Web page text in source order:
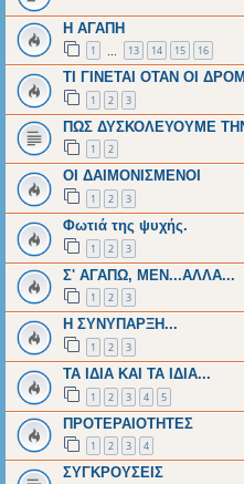
Η ΑΓΑΠΗ
1 13 14 15 16
ΤΙ ΓΙΝΕΤΑΙ ΟΤΑΝ ΟΙ
1 2 3
ΠΩΣ ΔΥΣΚΟΛΕΥΟΥΜΕ
1 2
ΟΙ ΔΑΙΜΟΝΙΣΜΕΝΟΙ
1 2 3
Φωτιά της ψυχής.
1 2 3
Σ' ΑΓΑΠΩ, ΜΕΝ...ΑΛΛΑ...
1 2 3
Η ΣΥΝΥΠΑΡΞΗ...
1 2 3
ΤΑ ΙΔΙΑ ΚΑΙ ΤΑ ΙΔΙΑ...
1 2 3 4 5
ΠΡΟΤΕΡΑΙΟΤΗΤΕΣ
1 2 3 4
ΣΥΓΚΡΟΥΣΕΙΣ